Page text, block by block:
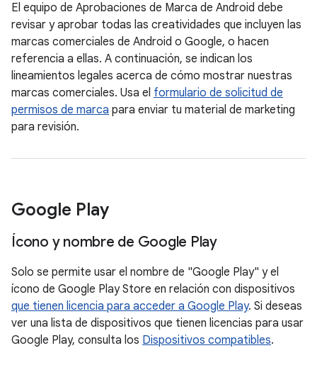
El equipo de Aprobaciones de Marca de Android debe
revisar y aprobar todas las creatividades que incluyen las
marcas comerciales de Android o Google, o hacen
referencia a ellas. A continuación, se indican los
lineamientos legales acerca de cómo mostrar nuestras
marcas comerciales. Usa el formulario de solicitud de
permisos de marca para enviar tu material de marketing
para revisión.
Google Play
Ícono y nombre de Google Play
Solo se permite usar el nombre de "Google Play" y el
ícono de Google Play Store en relación con dispositivos
que tienen licencia para acceder a Google Play. Si deseas
ver una lista de dispositivos que tienen licencias para usar
Google Play, consulta los Dispositivos compatibles.